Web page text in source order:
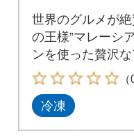
世界のグルメが絶
の王様”マレーシ
ンを使った贅沢
ームをお届けし
（
冷凍